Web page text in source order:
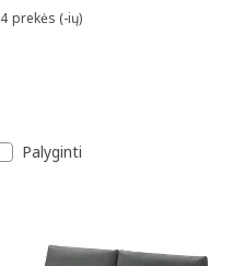
Rūšiuoti ir filtruoti
4 prekės (-ių)
Rezultatų sąrašas
Palyginti